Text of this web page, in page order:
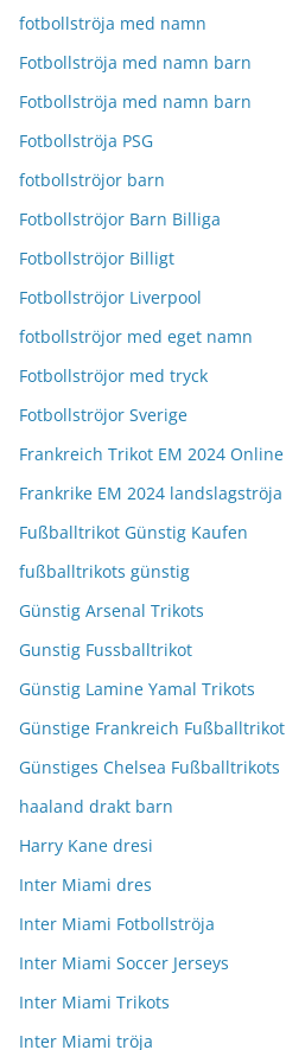
fotbollströja med namn
Fotbollströja med namn barn
Fotbollströja med namn barn
Fotbollströja PSG
fotbollströjor barn
Fotbollströjor Barn Billiga
Fotbollströjor Billigt
Fotbollströjor Liverpool
fotbollströjor med eget namn
Fotbollströjor med tryck
Fotbollströjor Sverige
Frankreich Trikot EM 2024 Online
Frankrike EM 2024 landslagströja
Fußballtrikot Günstig Kaufen
fußballtrikots günstig
Günstig Arsenal Trikots
Gunstig Fussballtrikot
Günstig Lamine Yamal Trikots
Günstige Frankreich Fußballtrikot
Günstiges Chelsea Fußballtrikots
haaland drakt barn
Harry Kane dresi
Inter Miami dres
Inter Miami Fotbollströja
Inter Miami Soccer Jerseys
Inter Miami Trikots
Inter Miami tröja